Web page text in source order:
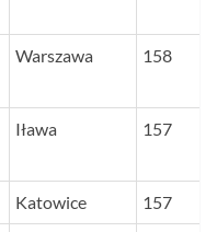
Warszawa 158
Iława 157
Katowice 157